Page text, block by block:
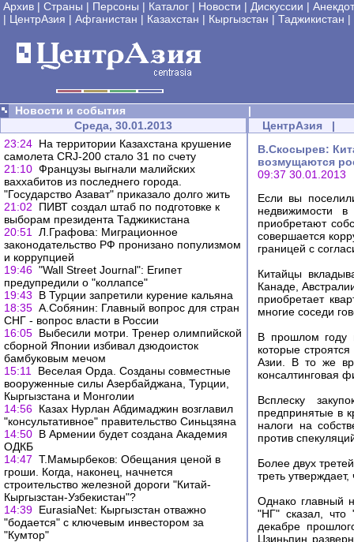
Архив | Страны | Персоны | Каталог | Новости | Дискуссии |
| ЦентрАзия | Афганистан | Казахстан | Кыргызстан | Таджикистан |
Новости и события
|
Среда, 30.01.2013
23:24 На территории Казахстана крушение
самолета CRJ-200 стало 31 по счету
21:10 Французы выгнали малийских
ваххабитов из последнего города.
"Государство Азават" приказало долго жить
21:02
ПИВТ создал штаб по подготовке к
выборам президента Таджикистана
20:51
Л.Графова: Миграционное
законодательство РФ пронизано популизмом
и коррупцией
19:46 "Wall Street Journal": Египет
предупредили о "коллапсе"
19:43
В Турции запретили курение кальяна
18:35 А.Собянин: Главный вопрос для стран
СНГ - вопрос власти в России
16:05 Выбесили мотри. Тренер олимпийской
сборной Японии избивал дзюдоисток
бамбуковым мечом
15:11
Веселая Орда. Созданы совместные
вооруженные силы Азербайджана, Турции,
Кыргызстана и Монголии
14:56 Казах Нурлан Абдимаджин возглавил
"консультативное" правительство Синьцзяна
14:50 В Армении будет создана Академия
ОДКБ
14:47 Т.Мамырбеков: Обещания ценой в
гроши. Когда, наконец, начнется
строительство железной дороги "Китай-
Кыргызстан-Узбекистан"?
14:39 EurasiaNet: Кыргызстан отважно
"бодается" с ключевым инвестором за
"Кумтор"
ЦентрАзия |
В.Скосырев:
возмущаются
09:37 30.01.2013
Если вы
недвижимости
приобретают
совершается
границей с
Китайцы
Канаде,
приобретает
многие соседи
В прошлом году
которые
Азии. В то же
консалтинговая
Всплеску
предпринятые в
налоги на
против
Более двух
треть
Однако главный
"НГ" сказал, что
декабре
Цзиньпин